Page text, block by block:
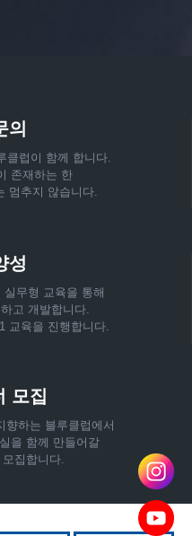
의
클럽이 함께 합니다.
존재하는 한
멈추지 않습니다.
성
무형 교육을 통해
고 개발합니다.
교육을 진행합니다.
모집
향하는 블루클럽에서
을 함께 만들어갈
집합니다.